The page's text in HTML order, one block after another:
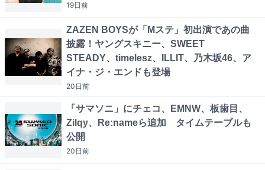
19日前
ZAZEN BOYSが「Mステ」初出演であの曲
披露！ヤングスキニー、SWEET
STEADY、timelesz、ILLIT、乃木坂46、ア
イナ・ジ・エンドも登場
20日前
「サマソニ」にチェコ、EMNW、板歯目、
Zilqy、Re:nameら追加 タイムテーブルも
公開
20日前